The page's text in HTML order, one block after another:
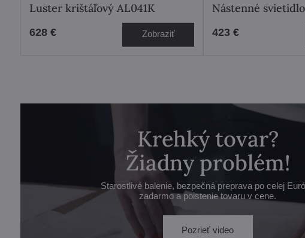
Luster krištáľový AL041K
628 € Zobraziť
Nástenné
423 €
Krehký tovar?
Žiadny problém!
Starostlivé balenie, bezpečná preprava po celej
zadarmo a poistenie tovaru v cene.
Pozrieť video